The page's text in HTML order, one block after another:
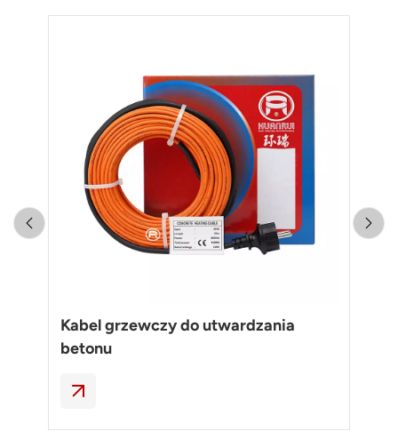
Kabel grzewczy do utwardzania
betonu